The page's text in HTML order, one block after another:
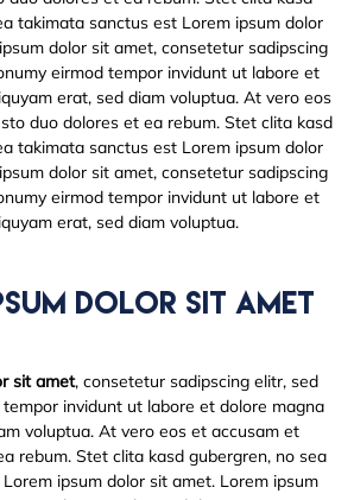
takimata sanctus est Lorem ipsum dolor
dolor sit amet, consetetur sadipscing
eirmod tempor invidunt ut labore et
erat, sed diam voluptua. At vero eos
duo dolores et ea rebum. Stet clita kasd
takimata sanctus est Lorem ipsum dolor
dolor sit amet, consetetur sadipscing
eirmod tempor invidunt ut labore et
erat, sed diam voluptua.
Dolor Sit Amet
sit amet, consetetur sadipscing elitr, sed
invidunt ut labore et dolore magna
voluptua. At vero eos et accusam et
rebum. Stet clita kasd gubergren, no sea
ipsum dolor sit amet. Lorem ipsum